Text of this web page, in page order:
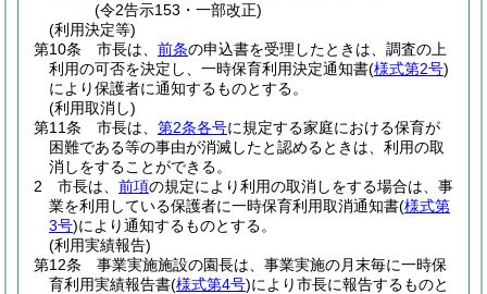
(令2告示153・一部改正)
(利用決定等)
第10条
市長は、 前条の申込書を受理したときは、調査の上
利用の可否を決定し、一時保育利用決定通知書(様式第2号)
により保護者に通知するものとする。
(利用取消し)
第11条
市長は、 第2条各号に規定する家庭における保育が
困難である等の事由が消滅したと認めるときは、利用の取
消しをすることができる。
2
市長は、 前項の規定により利用の取消しをする場合は、事
業を利用している保護者に一時保育利用取消通知書(様式第
3号)により通知するものとする。
(利用実績報告)
第12条
事業実施施設の園長は、事業実施の月末毎に一時保
育利用実績報告書(様式第4号)により市長に報告するものと